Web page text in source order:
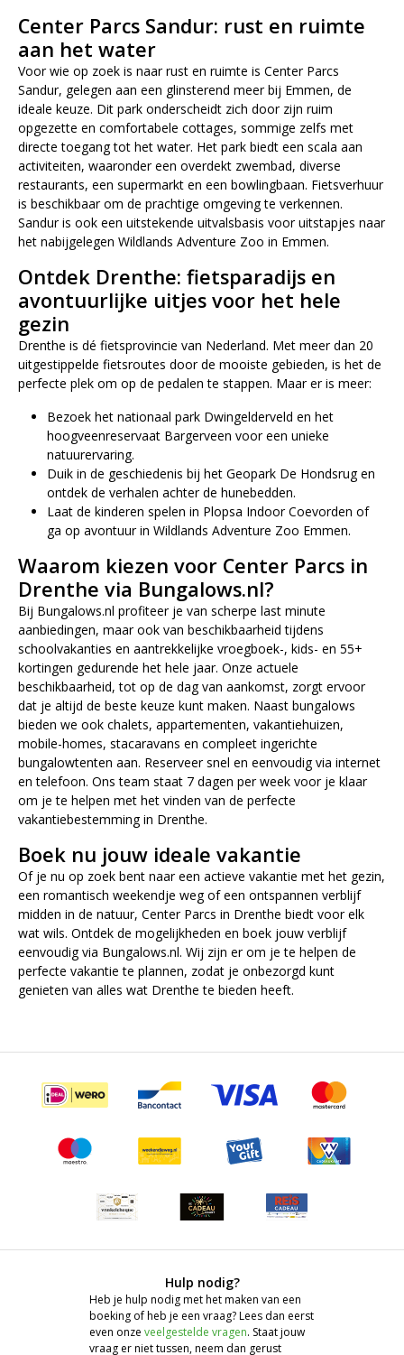
Center Parcs Sandur: rust en ruimte
aan het water
Voor wie op zoek is naar rust en ruimte is Center Parcs
Sandur, gelegen aan een glinsterend meer bij Emmen, de
ideale keuze. Dit park onderscheidt zich door zijn ruim
opgezette en comfortabele cottages, sommige zelfs met
directe toegang tot het water. Het park biedt een scala aan
activiteiten, waaronder een overdekt zwembad, diverse
restaurants, een supermarkt en een bowlingbaan. Fietsverhuur
is beschikbaar om de prachtige omgeving te verkennen.
Sandur is ook een uitstekende uitvalsbasis voor uitstapjes naar
het nabijgelegen Wildlands Adventure Zoo in Emmen.
Ontdek Drenthe: fietsparadijs en
avontuurlijke uitjes voor het hele
gezin
Drenthe is dé fietsprovincie van Nederland. Met meer dan 20
uitgestippelde fietsroutes door de mooiste gebieden, is het de
perfecte plek om op de pedalen te stappen. Maar er is meer:
Bezoek het nationaal park Dwingelderveld en het
hoogveenreservaat Bargerveen voor een unieke
natuurervaring.
Duik in de geschiedenis bij het Geopark De Hondsrug en
ontdek de verhalen achter de hunebedden.
Laat de kinderen spelen in Plopsa Indoor Coevorden of
ga op avontuur in Wildlands Adventure Zoo Emmen.
Waarom kiezen voor Center Parcs in
Drenthe via Bungalows.nl?
Bij Bungalows.nl profiteer je van scherpe last minute
aanbiedingen, maar ook van beschikbaarheid tijdens
schoolvakanties en aantrekkelijke vroegboek-, kids- en 55+
kortingen gedurende het hele jaar. Onze actuele
beschikbaarheid, tot op de dag van aankomst, zorgt ervoor
dat je altijd de beste keuze kunt maken. Naast bungalows
bieden we ook chalets, appartementen, vakantiehuizen,
mobile-homes, stacaravans en compleet ingerichte
bungalowtenten aan. Reserveer snel en eenvoudig via internet
en telefoon. Ons team staat 7 dagen per week voor je klaar
om je te helpen met het vinden van de perfecte
vakantiebestemming in Drenthe.
Boek nu jouw ideale vakantie
Of je nu op zoek bent naar een actieve vakantie met het gezin,
een romantisch weekendje weg of een ontspannen verblijf
midden in de natuur, Center Parcs in Drenthe biedt voor elk
wat wils. Ontdek de mogelijkheden en boek jouw verblijf
eenvoudig via Bungalows.nl. Wij zijn er om je te helpen de
perfecte vakantie te plannen, zodat je onbezorgd kunt
genieten van alles wat Drenthe te bieden heeft.
Hulp nodig?
Heb je hulp nodig met het maken van een
boeking of heb je een vraag? Lees dan eerst
even onze veelgestelde vragen. Staat jouw
vraag er niet tussen, neem dan gerust